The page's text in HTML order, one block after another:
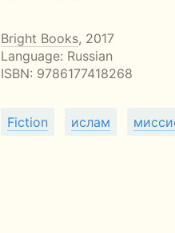
Bright Books, 2017
Language: Russian
ISBN: 9786177418268
Fiction ислам